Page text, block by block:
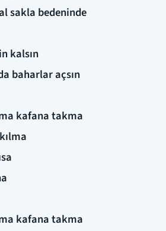
sakla bedeninde
kalsın
baharlar açsın
kafana takma
kafana takma